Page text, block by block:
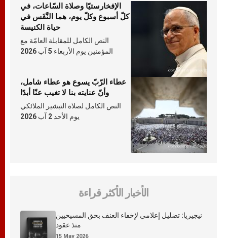
الإفخارستيّا وصلاة السّاعات، في
كلّ أسبوع وكلّ يوم، هما النَّفَس في
حياة الكنيسة
النص الكامل للمقابلة العامّة مع
المؤمنين يوم الأربعاء 5 آب 2026
عطاء الرّبّ يسوع هو عطاء شامل،
وأنّ عنايته بنا لا تغيب عنّا أبدًا
النص الكامل لصلاة التبشير الملائكي
يوم الأحد 2 آب 2026
الأخبار الأكثر قراءة
نيجيريا: تضليل إعلامي لإخفاء العنف بحق المسيحيين
منذ عقود
15 May 2026